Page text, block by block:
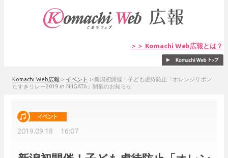
＞＞ Komachi Web広報とは？
Komachi Web広報 > イベント > 新潟初開催！子ども虐待防止「オレンジリボン
たすきリレー2019 in NIIGATA」開催のお知らせ
2019.09.18 16:07